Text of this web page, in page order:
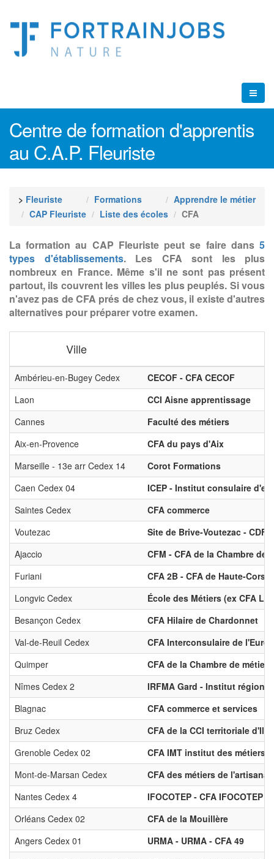
Centre de formation d'apprentis
au C.A.P. Fleuriste
> Fleuriste Formations
Apprendre le métier
CAP Fleuriste
Liste des écoles CFA
La formation au CAP Fleuriste peut se faire dans 5
types d'établissements. Les CFA sont les plus
nombreux en France. Même s'il ne sont pas présent
partout, ils couvrent les villes les plus peuplés. Si vous
n'avez pas de CFA prés de chez vous, il existe d'autres
alternatives pour préparer votre examen.
Ville
Ambérieu-en-Bugey Cedex
CECOF - CFA CECOF
Laon
CCI Aisne apprentissage
Cannes
Faculté des métiers
Aix-en-Provence
CFA du pays d'Aix
Marseille - 13e arr Cedex 14
Corot Formations
Caen Cedex 04
ICEP - Institut consulaire
Saintes Cedex
CFA commerce
Voutezac
Site de Brive-Voutezac -
Ajaccio
CFM - CFA de la Chambre
Furiani
CFA 2B - CFA de Haute-Corse
Longvic Cedex
École des Métiers (ex CFA La
Besançon Cedex
CFA Hilaire de Chardonnet
Val-de-Reuil Cedex
CFA Interconsulaire de l'Eure
Quimper
CFA de la Chambre de
Nîmes Cedex 2
IRFMA Gard - Institut
Blagnac
CFA commerce et services
Bruz Cedex
CFA de la CCI territoriale
Grenoble Cedex 02
CFA IMT institut des métiers
Mont-de-Marsan Cedex
CFA des métiers de
Nantes Cedex 4
IFOCOTEP - CFA IFOCOTEP
Orléans Cedex 02
CFA de la Mouillère
Angers Cedex 01
URMA - URMA - CFA 49